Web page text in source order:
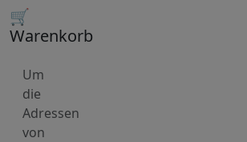
🛒
Warenkorb
Um
die
Adressen
von